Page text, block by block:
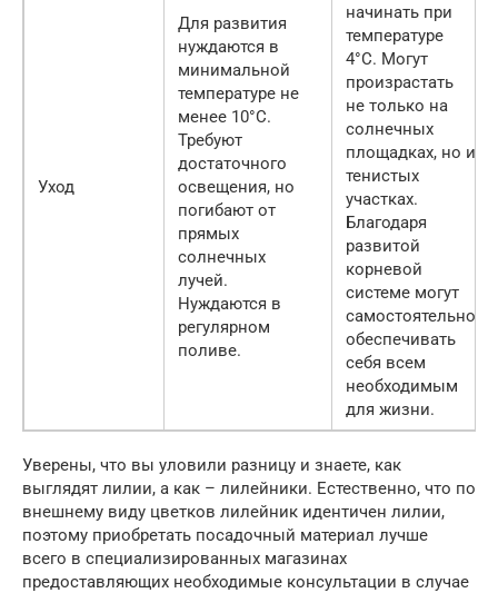
Уход
Для развития
нуждаются в
минимальной
температуре не
менее 10°C.
Требуют
достаточного
освещения, но
погибают от
прямых
солнечных
лучей.
Нуждаются в
регулярном
поливе.
начинать при
температуре
4°C. Могут
произрастать
не только на
солнечных
площадках, но и
тенистых
участках.
Благодаря
развитой
корневой
системе могут
самостоятельно
обеспечивать
себя всем
необходимым
для жизни.
Уверены, что вы уловили разницу и знаете, как
выглядят лилии, а как – лилейники. Естественно, что по
внешнему виду цветков лилейник идентичен лилии,
поэтому приобретать посадочный материал лучше
всего в специализированных магазинах
предоставляющих необходимые консультации в случае